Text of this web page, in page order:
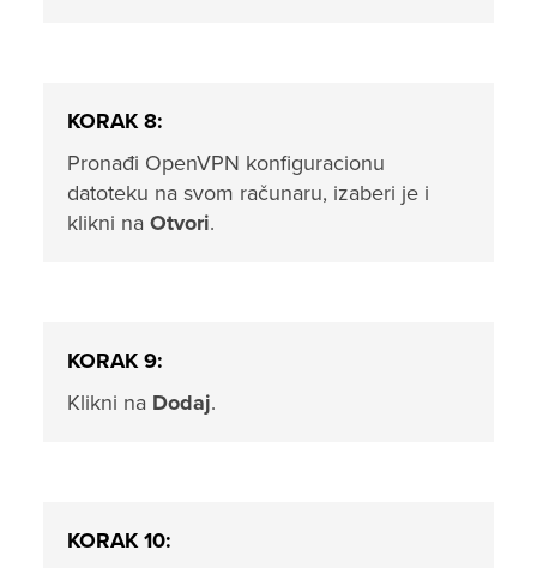
KORAK 8:
Pronađi OpenVPN konfiguracionu
datoteku na svom računaru, izaberi je i
klikni na Otvori.
KORAK 9:
Klikni na Dodaj.
KORAK 10: